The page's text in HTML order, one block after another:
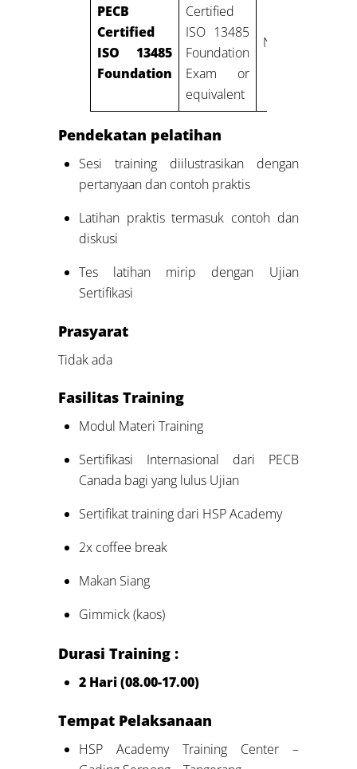
PECB
Certified
ISO 13485
Foundation
Certified
ISO 13485
Foundation
Exam or
equivalent
None
Pendekatan pelatihan
Sesi training diilustrasikan dengan
pertanyaan dan contoh praktis
Latihan praktis termasuk contoh dan
diskusi
Tes latihan mirip dengan Ujian
Sertifikasi
Prasyarat
Tidak ada
Fasilitas Training
Modul Materi Training
Sertifikasi Internasional dari PECB
Canada bagi yang lulus Ujian
Sertifikat training dari HSP Academy
2x coffee break
Makan Siang
Gimmick (kaos)
Durasi Training :
2 Hari (08.00-17.00)
Tempat Pelaksanaan
HSP Academy Training Center –